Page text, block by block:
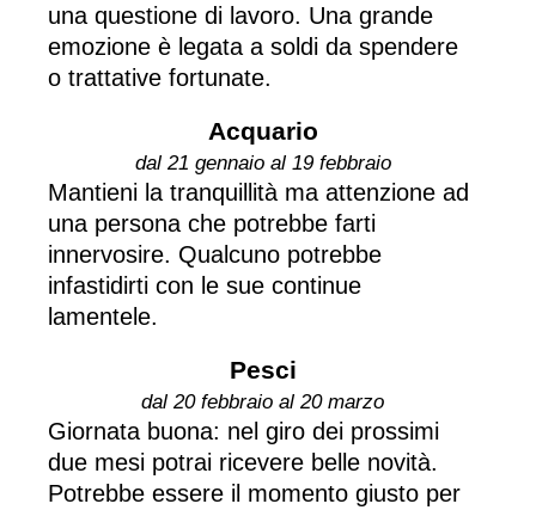
una questione di lavoro. Una grande
emozione è legata a soldi da spendere
o trattative fortunate.
Acquario
dal 21 gennaio al 19 febbraio
Mantieni la tranquillità ma attenzione ad
una persona che potrebbe farti
innervosire. Qualcuno potrebbe
infastidirti con le sue continue
lamentele.
Pesci
dal 20 febbraio al 20 marzo
Giornata buona: nel giro dei prossimi
due mesi potrai ricevere belle novità.
Potrebbe essere il momento giusto per